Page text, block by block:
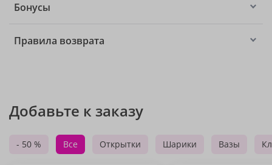
Бонусы
Правила возврата
Добавьте к заказу
- 50 % Все Открытки Шарики Вазы